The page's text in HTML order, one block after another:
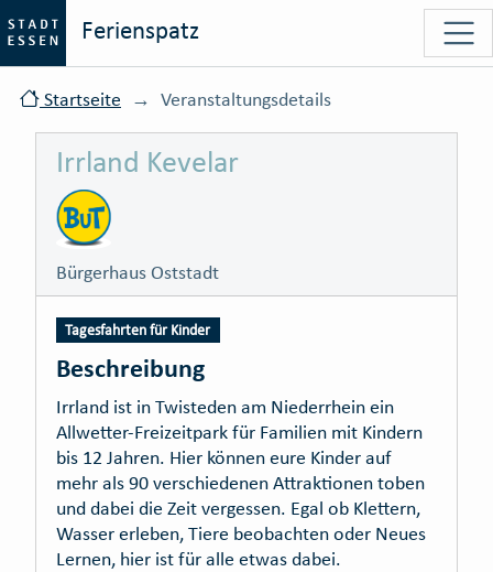
Ferienspatz
Startseite Veranstaltungsdetails
Irrland Kevelar
Bürgerhaus Oststadt
Tagesfahrten für Kinder
Beschreibung
Irrland ist in Twisteden am Niederrhein ein
Allwetter-Freizeitpark für Familien mit Kindern
bis 12 Jahren. Hier können eure Kinder auf
mehr als 90 verschiedenen Attraktionen toben
und dabei die Zeit vergessen. Egal ob Klettern,
Wasser erleben, Tiere beobachten oder Neues
Lernen, hier ist für alle etwas dabei.